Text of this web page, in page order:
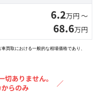
6.2万円 〜
68.6万円
買取における一般的な相場価格であり、
切ありません。
らのみ
／